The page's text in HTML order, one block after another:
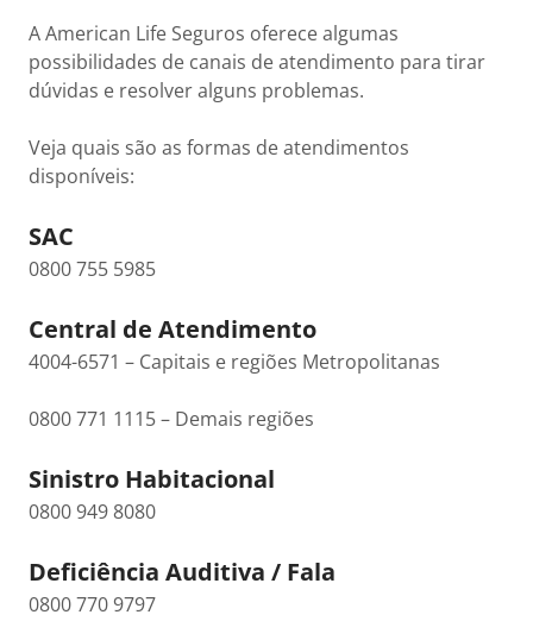
A American Life Seguros oferece algumas
possibilidades de canais de atendimento para tirar
dúvidas e resolver alguns problemas.
Veja quais são as formas de atendimentos
disponíveis:
SAC
0800 755 5985
Central de Atendimento
4004-6571 – Capitais e regiões Metropolitanas
0800 771 1115 – Demais regiões
Sinistro Habitacional
0800 949 8080
Deficiência Auditiva / Fala
0800 770 9797